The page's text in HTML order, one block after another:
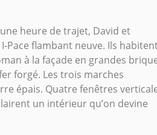
heure de trajet, David et
Pace flambant neuve. Ils
à la façade en grandes
forgé. Les trois marches
épais. Quatre fenêtres
un intérieur qu’on devine